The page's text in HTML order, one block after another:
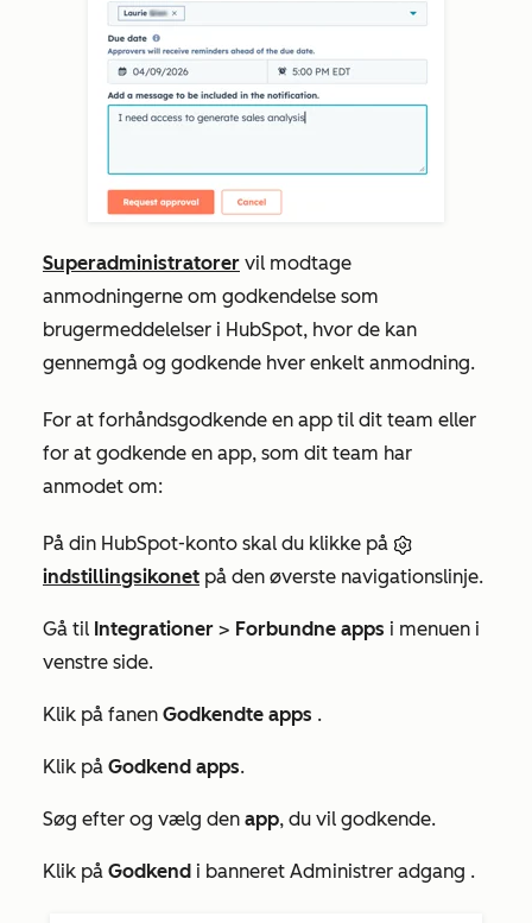
Superadministratorer vil modtage
anmodningerne om godkendelse som
brugermeddelelser i HubSpot, hvor de kan
gennemgå og godkende hver enkelt anmodning.
For at forhåndsgodkende en app til dit team eller
for at godkende en app, som dit team har
anmodet om:
På din HubSpot-konto skal du klikke på
indstillingsikonet på den øverste navigationslinje.
Gå til Integrationer > Forbundne apps i menuen i
venstre side.
Klik på fanen Godkendte apps .
Klik på Godkend apps.
Søg efter og vælg den app, du vil godkende.
Klik på Godkend i banneret Administrer adgang .